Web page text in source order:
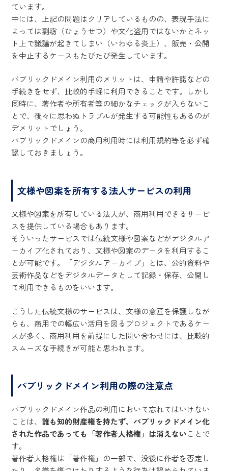
ています。
中には、上記の問題はクリアしているものの、表現手法に
よっては剽窃（ひょうせつ）や文化盗用ではないかとネッ
ト上で議論が起きてしまい（いわゆる炎上）、販売・公開
を中止するケースもたびたび発生しています。
パブリックドメイン利用のメリットは、申請や許諾などの
手続きをせず、比較的手軽に利用できることです。しかし
同時に、著作者や所有者等の細かなチェックが入らないこ
とで、後々に思わぬトラブルが発生する可能性もあるのが
デメリットでしょう。
パブリックドメインの商用利用時には利用規約等を必ず確
認しておきましょう。
文様や図案を所有する法人サービスの利用
文様や図案を所有している法人が、商用利用できるサービ
スを提供している場合もあります。
そういったサービスでは伝統文様や図案などがデジタルア
ーカイブ化されており、文様や図案のデータを利用するこ
とが可能です。「デジタルアーカイブ」とは、公的資料や
芸術作品などをデジタルデータとして記録・保存、公開し
て利用できるものをいいます。
こうした伝統文様のサービスは、文様の意匠を保護しなが
らも、商用での幅広い活用を図るプロジェクトであるケー
スが多く、商用利用を前提にした問い合わせには、比較的
スムーズな手続きが可能と思われます。
パブリックドメイン利用の際の注意点
パブリックドメイン作品の利用において忘れてはいけない
ことは、 誰も知的財産権を持たず、パブリックドメイン化
された作品であっても「著作者人格権」は消えないことで
す。
著作者人格権は「著作権」の一部で、没後に作者を否定し